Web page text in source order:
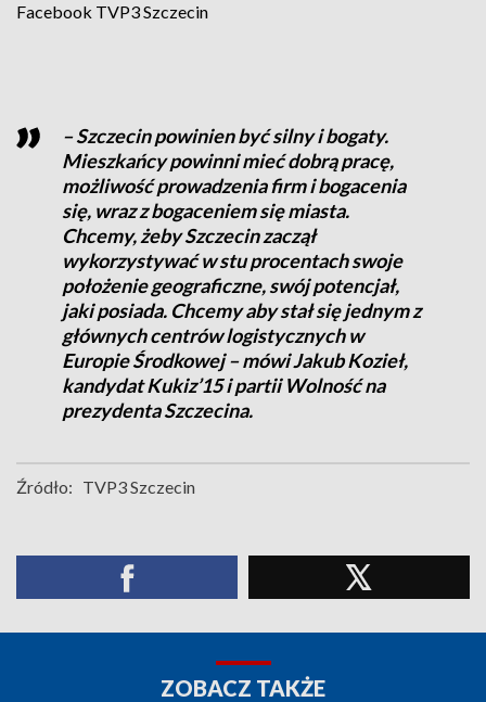
Facebook TVP3 Szczecin
– Szczecin powinien być silny i bogaty.
Mieszkańcy powinni mieć dobrą pracę,
możliwość prowadzenia firm i bogacenia
się, wraz z bogaceniem się miasta.
Chcemy, żeby Szczecin zaczął
wykorzystywać w stu procentach swoje
położenie geograficzne, swój potencjał,
jaki posiada. Chcemy aby stał się jednym z
głównych centrów logistycznych w
Europie Środkowej – mówi Jakub Kozieł,
kandydat Kukiz’15 i partii Wolność na
prezydenta Szczecina.
Źródło: TVP3 Szczecin
ZOBACZ TAKŻE